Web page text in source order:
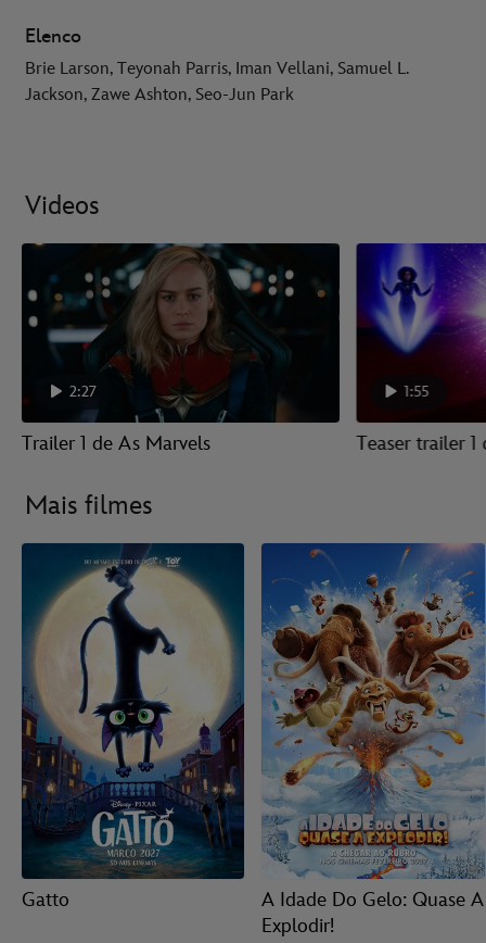
Elenco
Brie Larson, Teyonah Parris, Iman Vellani, Samuel L.
Jackson, Zawe Ashton, Seo-Jun Park
Videos
2:27
Trailer 1 de As Marvels
1:55
Teaser trailer 1
Mais filmes
Gatto
A Idade Do Gelo: Quase A
Explodir!